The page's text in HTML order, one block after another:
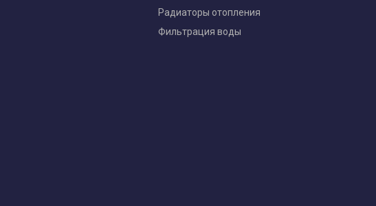
Радиаторы отопления
Фильтрация воды